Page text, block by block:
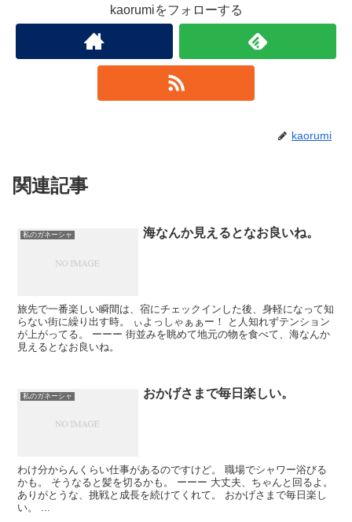
kaorumiをフォローする
kaorumi
関連記事
私のガネーシャ 海なんか見えるとなお良いね。
旅先で一番楽しい瞬間は、宿にチェックインした後、身軽になって知
らない街に繰り出す時。 ぃよっしゃぁぁー！ と人知れずテンション
が上がってる。 ーーー 街並みを眺めて地元の物を食べて、海なんか
見えるとなお良いね。
私のガネーシャ おかげさまで毎日楽しい。
わけ分からんくらい仕事があるのですけど。 職場でシャワー浴びる
かも。 そうなると髪を切るかも。 ーーー 大丈夫、ちゃんと回るよ。
ありがとうな、挑戦と成長を続けてくれて。 おかげさまで毎日楽し
い。 ...